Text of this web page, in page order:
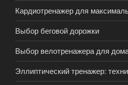
Кардиотренажер для
Выбор беговой дорожки
Выбор велотренажера для
Эллиптический тренажер: